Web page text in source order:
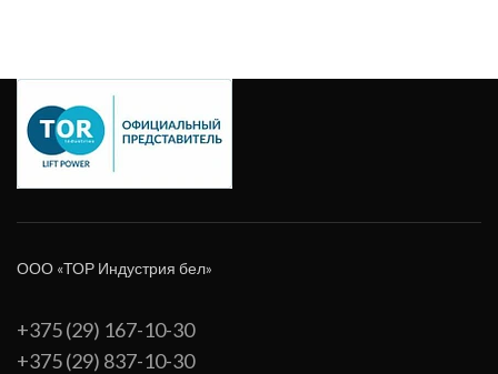
ООО «ТОР Индустрия бел»
+375 (29) 167-10-30
+375 (29) 837-10-30